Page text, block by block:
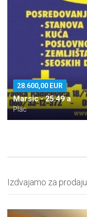
28.600,00 EUR
Marsic - 25.49 a
Plac
Izdvajamo za prodaju